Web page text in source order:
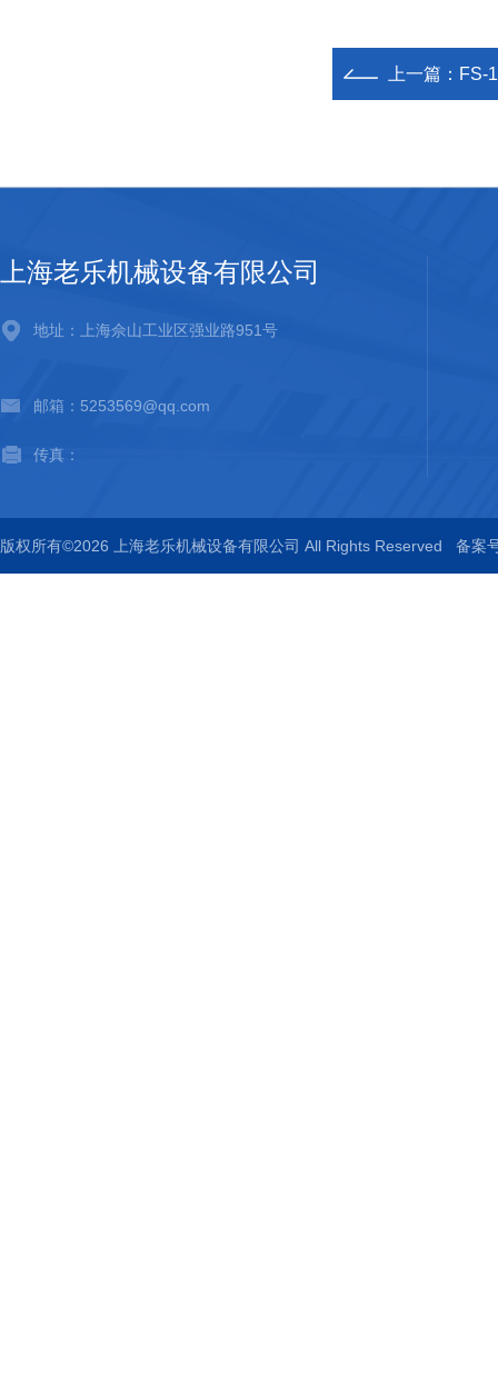
上一篇： FS-
上海老乐机械设备有限公司
地址：上海佘山工业区强业路951号
邮箱：5253569@qq.com
传真：
版权所有©2026 上海老乐机械设备有限公司 All Rights Reserved 备案